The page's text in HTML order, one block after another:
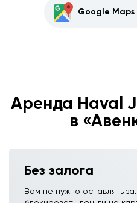
Google Maps
Аренда Haval
в
Без залога
Вам не нужно оставлять